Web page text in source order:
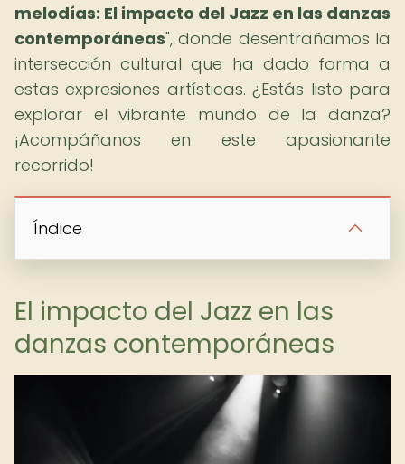
melodías: El impacto del Jazz en las danzas
contemporáneas", donde desentrañamos la
intersección cultural que ha dado forma a
estas expresiones artísticas. ¿Estás listo para
explorar el vibrante mundo de la danza?
¡Acompáñanos en este apasionante
recorrido!
Índice
El impacto del Jazz en las
danzas contemporáneas